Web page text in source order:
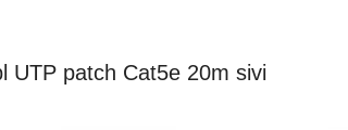
UTP patch Cat5e 20m sivi